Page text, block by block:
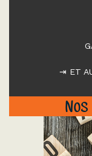
⇥ ET